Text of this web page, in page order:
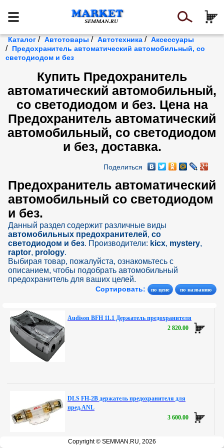
Каталог / Автотовары / Автотехника / Аксессуары
/ Предохранитель автоматический автомобильный, со
светодиодом и без
Купить Предохранитель
автоматический автомобильный,
со светодиодом и без. Цена на
Предохранитель автоматический
автомобильный, со светодиодом
и без, доставка.
Поделиться
Предохранитель автоматический
автомобильный со светодиодом
и без.
Данный раздел содержит различные виды
автомобильных предохранителей, со
светодиодом и без. Производители: kicx, mystery,
raptor, prology.
Выбирая товар, пожалуйста, ознакомьтесь с
описанием, чтобы подобрать автомобильный
предохранитель для ваших целей.
Сортировать:
Audison BFH 11.1 Держатель предохранителя
2 820.00
DLS FH-2B держатель предохранителя для
пред.ANL
3 600.00
Copyright © SEMMAN.RU, 2026